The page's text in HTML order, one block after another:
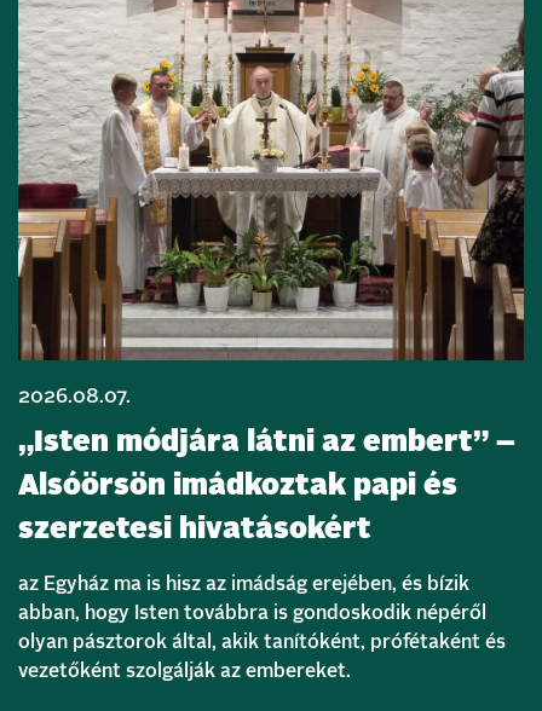
2026.08.07.
„Isten módjára látni az embert” –
Alsóörsön imádkoztak papi és
szerzetesi hivatásokért
az Egyház ma is hisz az imádság erejében, és bízik
abban, hogy Isten továbbra is gondoskodik népéről
olyan pásztorok által, akik tanítóként, prófétaként és
vezetőként szolgálják az embereket.